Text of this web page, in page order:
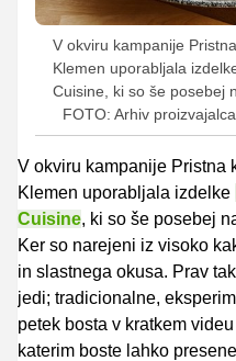
V okviru kampanije
Klemen uporabljala
Cuisine, ki so še posebej
FOTO: Arhiv proizvajalca
V okviru kampanije Pristna
Klemen uporabljala izdelke
Cuisine, ki so še posebej
Ker so narejeni iz visoko
in slastnega okusa. Prav
jedi; tradicionalne,
petek bosta v kratkem
katerim boste lahko